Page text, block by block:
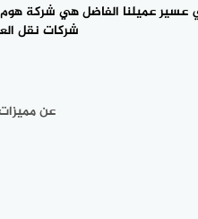
عميلنا الفاضل هي شركة
شركات نقل
عن